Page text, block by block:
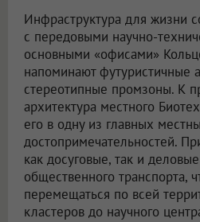
Инфраструктура для жизни
с передовыми научно-
основными «офисами»
напоминают футуристичные
стереотипные промзоны. К
архитектура местного
его в одну из главных
достопримечательностей.
как досуговые, так и
общественного транспорта,
перемещаться по всей
кластеров до научного